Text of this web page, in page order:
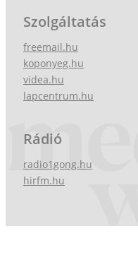
Szolgáltatás
freemail.hu
koponyeg.hu
videa.hu
lapcentrum.hu
Rádió
radio1gong.hu
hirfm.hu